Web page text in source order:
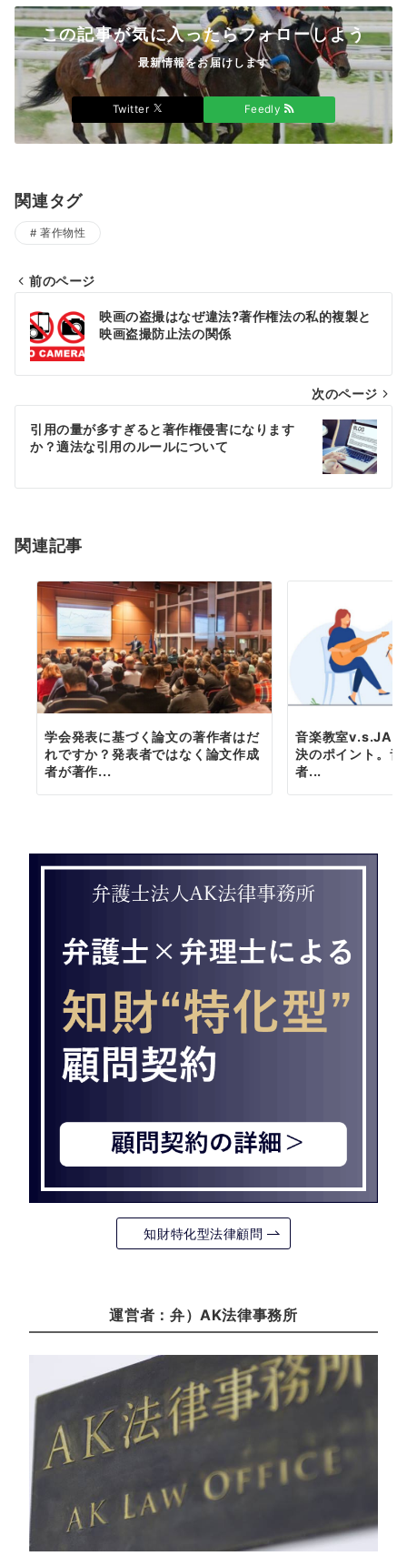
この記事が気に入ったらフォローしよう
最新情報をお届けします
Twitter Feedly
関連タグ
著作物性
投
稿
ナ
ビ
ゲ
ー
シ
ン
前のページ
映画の盗撮はなぜ違法?著作権法の私的複製と
映画盗撮防止法の関係
次のページ
引用の量が多すぎると著作権侵害になります
か？適法な引用のルールについて
関連記事
学会発表に基づく論文の著作者はだ
れですか？発表者ではなく論文作成
者が著作...
音楽教室
決のポイント。
者...
知財特化型法律顧問
運営者：弁）AK法律事務所